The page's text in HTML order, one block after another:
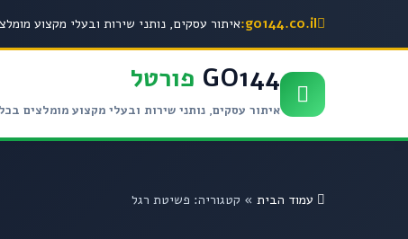
go144.co.il: איתור עסקים, נותני שירות ובעלי מקצוע
GO144 פורטל
איתור עסקים, נותני שירות ובעלי מקצוע מומלצים
עמוד הבית » קטגוריה: פשיטת רגל